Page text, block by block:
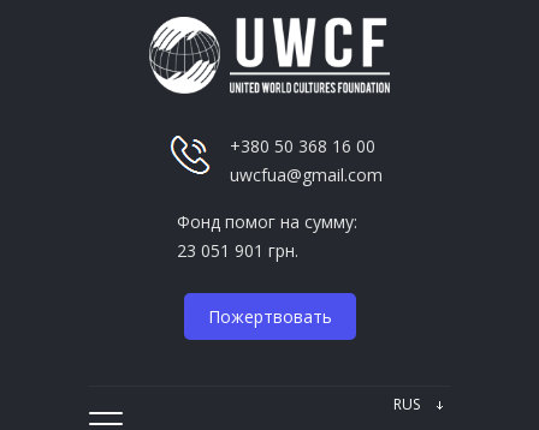
+380 50 368 16 00
uwcfua@gmail.com
Фонд помог на сумму:
23 051 901 грн.
Пожертвовать